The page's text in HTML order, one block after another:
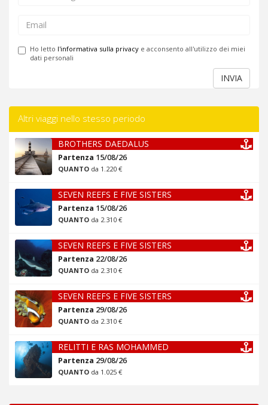
Ho letto l'informativa sulla privacy e acconsento all'utilizzo dei miei
dati personali
INVIA
Altri viaggi nello stesso periodo
BROTHERS DAEDALUS
Partenza 15/08/26
QUANTO da 1.220 €
SEVEN REEFS E FIVE SISTERS
Partenza 15/08/26
QUANTO da 2.310 €
SEVEN REEFS E FIVE SISTERS
Partenza 22/08/26
QUANTO da 2.310 €
SEVEN REEFS E FIVE SISTERS
Partenza 29/08/26
QUANTO da 2.310 €
RELITTI E RAS MOHAMMED
Partenza 29/08/26
QUANTO da 1.025 €